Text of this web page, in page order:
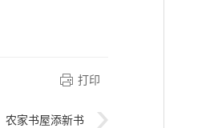
打印
农家书屋添新书